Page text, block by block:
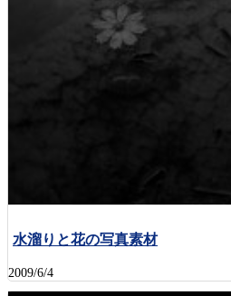
水溜りと花の写真素材
2009/6/4